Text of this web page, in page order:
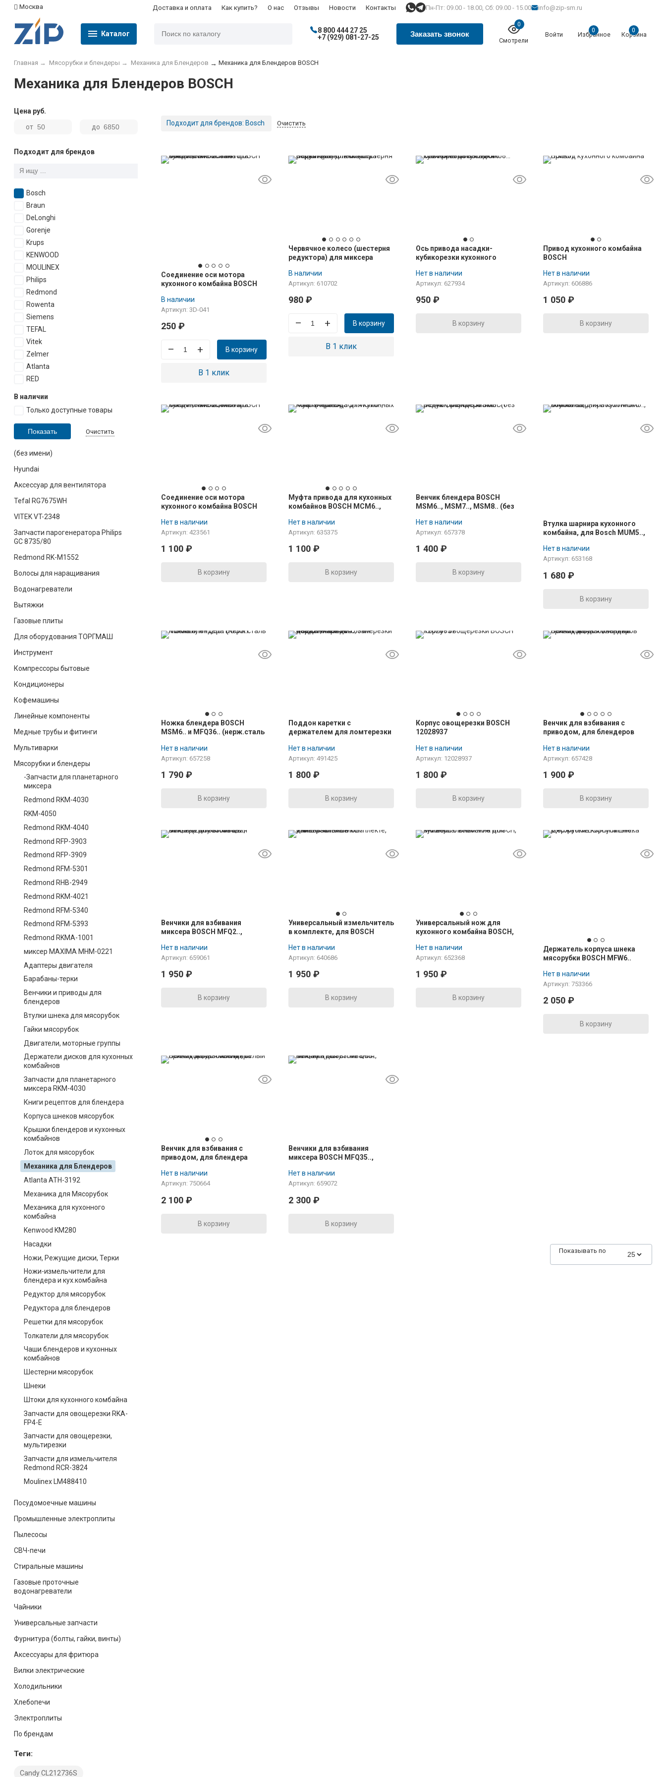
Москва Доставка и оплата Как купить? О нас Отзывы Новости Контакты Пн-Пт: 09.00 - 18.00, Сб: 09.00 - 15.00 info@zip-sm.ru
Каталог
8 800 444 27 25
+7 (929) 081-27-25
Заказать звонок
0
Смотрели
Войти
0
Избранное
0
Корзина
Главная → Мясорубки и блендеры → Механика для Блендеров → Механика для Блендеров BOSCH
Механика для Блендеров BOSCH
Цена руб.
от до
Подходит для брендов
Bosch
Braun
DeLonghi
Gorenje
Krups
KENWOOD
MOULINEX
Philips
Redmond
Rowenta
Siemens
TEFAL
Vitek
Zelmer
Atlanta
RED
В наличии
Только доступные товары
Очистить
(без имени)
Hyundai
Аксессуар для вентилятора
Tefal RG7675WH
VITEK VT-2348
Запчасти парогенератора Philips
GC 8735/80
Redmond RK-M1552
Волосы для наращивания
Водонагреватели
Вытяжки
Газовые плиты
Для оборудования ТОРГМАШ
Инструмент
Компрессоры бытовые
Кондиционеры
Кофемашины
Линейные компоненты
Медные трубы и фитинги
Мультиварки
Мясорубки и блендеры
-Запчасти для планетарного
миксера
Redmond RKM-4030
RKM-4050
Redmond RKM-4040
Redmond RFP-3903
Redmond RFP-3909
Redmond RFM-5301
Redmond RHB-2949
Redmond RKM-4021
Redmond RFM-5340
Redmond RFM-5393
Redmond RKMA-1001
миксер MAXIMA MHM-0221
Адаптеры двигателя
Барабаны-терки
Венчики и приводы для
блендеров
Втулки шнека для мясорубок
Гайки мясорубок
Двигатели, моторные группы
Держатели дисков для кухонных
комбайнов
Запчасти для планетарного
миксера RKM-4030
Книги рецептов для блендера
Корпуса шнеков мясорубок
Крышки блендеров и кухонных
комбайнов
Лоток для мясорубок
Механика для Блендеров
Atlanta ATH-3192
Механика для Мясорубок
Механика для кухонного
комбайна
Kenwood KM280
Насадки
Ножи, Режущие диски, Терки
Ножи-измельчители для
блендера и кух.комбайна
Редуктор для мясорубок
Редуктора для блендеров
Решетки для мясорубок
Толкатели для мясорубок
Чаши блендеров и кухонных
комбайнов
Шестерни мясорубок
Шнеки
Штоки для кухонного комбайна
Запчасти для овощерезки RKA-
FP4-E
Запчасти для овощерезки,
мультирезки
Запчасти для измельчителя
Redmond RCR-3824
Moulinex LM488410
Посудомоечные машины
Промышленные электроплиты
Пылесосы
СВЧ-печи
Стиральные машины
Газовые проточные
водонагреватели
Чайники
Универсальные запчасти
Фурнитура (болты, гайки, винты)
Аксессуары для фритюра
Вилки электрические
Холодильники
Хлебопечи
Электроплиты
По брендам
Теги:
Candy CL212736S
Подходит для брендов: Bosch Очистить
Соединение оси мотора
кухонного комбайна BOSCH
В наличии
Артикул: 3D-041
250 ₽
– + В корзину
В 1 клик
Червячное колесо (шестерня
редуктора) для миксера
00610702
В наличии
Артикул: 610702
980 ₽
– + В корзину
В 1 клик
Ось привода насадки-
кубикорезки кухонного
Нет в наличии
Артикул: 627934
950 ₽
В корзину
Привод кухонного комбайна
BOSCH
Нет в наличии
Артикул: 606886
1 050 ₽
В корзину
Соединение оси мотора
кухонного комбайна BOSCH
Нет в наличии
Артикул: 423561
1 100 ₽
В корзину
Муфта привода для кухонных
комбайнов BOSCH MCM6..,
Нет в наличии
Артикул: 635375
1 100 ₽
В корзину
Венчик блендера BOSCH
MSM6.., MSM7.., MSM8.. (без
Нет в наличии
Артикул: 657378
1 400 ₽
В корзину
Втулка шарнира кухонного
комбайна, для Bosch MUM5..,
Нет в наличии
Артикул: 653168
1 680 ₽
В корзину
Ножка блендера BOSCH
MSM6.. и MFQ36.. (нерж.сталь
Нет в наличии
Артикул: 657258
1 790 ₽
В корзину
Поддон каретки с
держателем для ломтерезки
488237, 488239
Нет в наличии
Артикул: 491425
1 800 ₽
В корзину
Корпус овощерезки BOSCH
12028937
Нет в наличии
Артикул: 12028937
1 800 ₽
В корзину
Венчик для взбивания с
приводом, для блендеров
Нет в наличии
Артикул: 657428
1 900 ₽
В корзину
Венчики для взбивания
миксера BOSCH MFQ2..,
Нет в наличии
Артикул: 659061
1 950 ₽
В корзину
Универсальный измельчитель
в комплекте, для BOSCH
Нет в наличии
Артикул: 640686
1 950 ₽
В корзину
Универсальный нож для
кухонного комбайна BOSCH,
Нет в наличии
Артикул: 652368
1 950 ₽
В корзину
Держатель корпуса шнека
мясорубки BOSCH MFW6..
Нет в наличии
Артикул: 753366
2 050 ₽
В корзину
Венчик для взбивания с
приводом, для блендера
Нет в наличии
Артикул: 750664
2 100 ₽
В корзину
Венчики для взбивания
миксера BOSCH MFQ35..,
Нет в наличии
Артикул: 659072
2 300 ₽
В корзину
Показывать по